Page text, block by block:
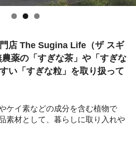
店 The Sugina Life（ザ スギ
薬の「すぎな茶」や「すぎな
い「すぎな粒」を取り扱って
ケイ素などの成分を含む植物で
素材として、暮らしに取り入れや